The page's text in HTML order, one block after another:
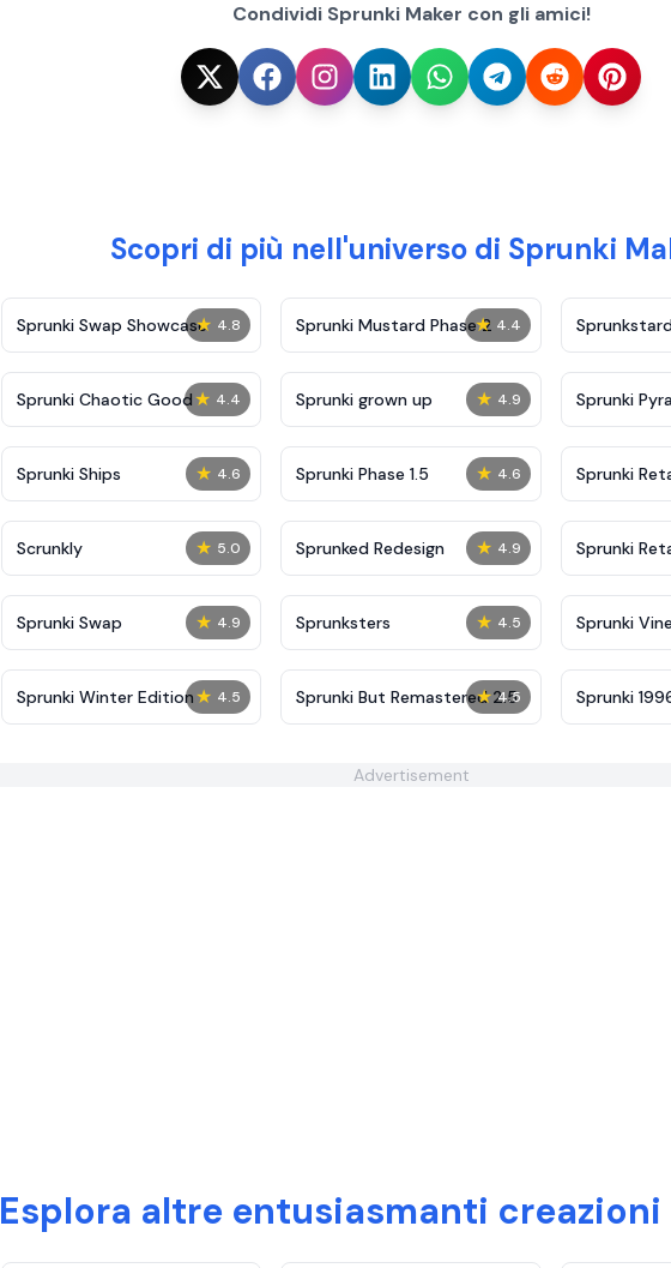
Condividi Sprunki Maker con gli amici!
Scopri di più nell'universo di Sprunki
★ 4.8
Sprunki Swap Showcase ★ 4.4
Sprunki Mustard Phase 2
★ 4.4
Sprunki Chaotic Good ★ 4.9
Sprunki grown up Sprunki
★ 4.6
Sprunki Ships ★ 4.6
Sprunki Phase 1.5 Sprunki
★ 5.0
Scrunkly ★ 4.9
Sprunked Redesign Sprunki
★ 4.9
Sprunki Swap ★ 4.5
Sprunksters Sprunki
★ 4.5
Sprunki Winter Edition ★ 4.5
Sprunki But Remastered 2.5 Sprunki
Advertisement
Esplora altre entusiasmanti